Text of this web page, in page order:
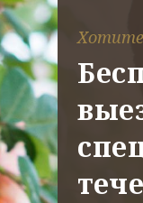
Хотите